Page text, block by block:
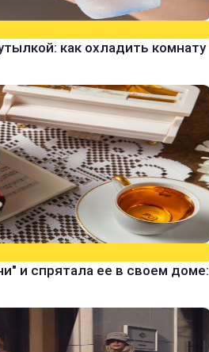
как охладить комнату
и спрятала ее в своем доме: